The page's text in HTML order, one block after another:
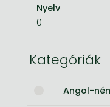
Nyelv
0
Kategóriák
Angol-